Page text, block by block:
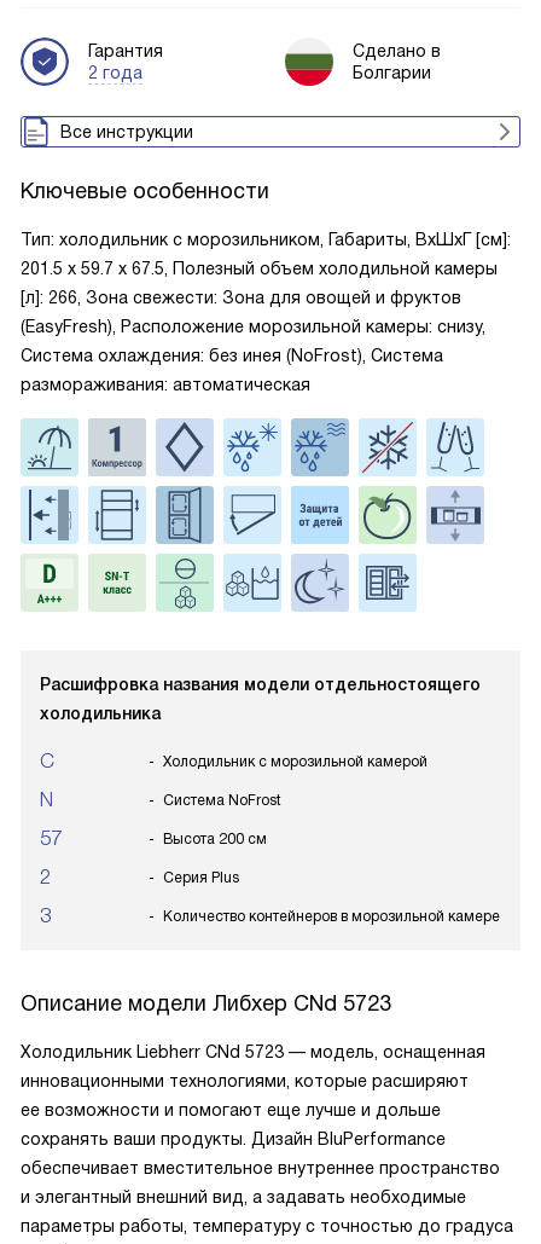
Гарантия
2 года
Сделано в
Болгарии
Все инструкции
Ключевые особенности
Тип: холодильник с морозильником, Габариты, ВxШxГ [см]:
201.5 х 59.7 х 67.5, Полезный объем холодильной камеры
[л]: 266, Зона свежести: Зона для овощей и фруктов
(EasyFresh), Расположение морозильной камеры: снизу,
Система охлаждения: без инея (NoFrost), Система
размораживания: автоматическая
Расшифровка названия модели отдельностоящего
холодильника
C Холодильник с морозильной камерой
N Система NoFrost
57 Высота 200 см
2 Серия Plus
3 Количество контейнеров в морозильной камере
Описание модели Либхер CNd 5723
Холодильник Liebherr CNd 5723 — модель, оснащенная
инновационными технологиями, которые расширяют
ее возможности и помогают еще лучше и дольше
сохранять ваши продукты. Дизайн BluPerformance
обеспечивает вместительное внутреннее пространство
и элегантный внешний вид, а задавать необходимые
параметры работы, температуру с точностью до градуса